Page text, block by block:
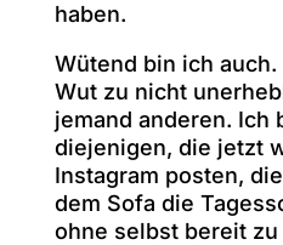
haben.
Wütend bin ich
Wut zu nicht
jemand anderen. Ich
diejenigen, die jetzt
Instagram posten,
dem Sofa die
ohne selbst bereit